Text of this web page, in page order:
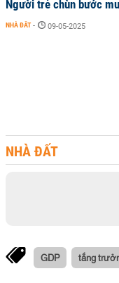
Người trẻ chùn bước
NHÀ ĐẤT - 09-05-2025
NHÀ ĐẤT
GDP tắng